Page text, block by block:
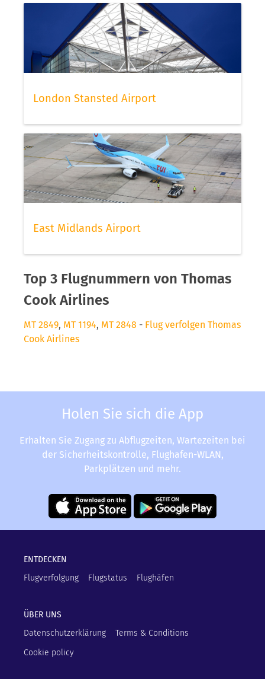
London Stansted Airport
East Midlands Airport
Top 3 Flugnummern von Thomas
Cook Airlines
MT 2849, MT 1194, MT 2848 - Flug verfolgen Thomas
Cook Airlines
Holen Sie sich die App
Erhalten Sie Zugang zu Abflugzeiten, Wartezeiten bei
der Sicherheitskontrolle, Flughafen-WLAN,
Parkplätzen und mehr.
ENTDECKEN
Flugverfolgung
Flugstatus Flughäfen
ÜBER UNS
Datenschutzerklärung
Terms & Conditions
Cookie policy